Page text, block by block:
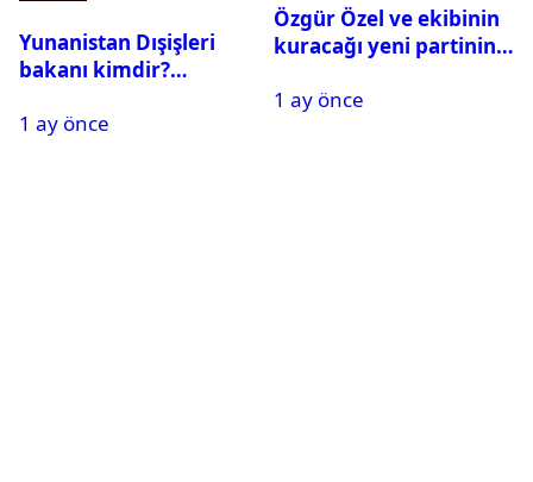
Yunanistan Dışişleri
bakanı kimdir?
kariyeri ve hayatı,
1 ay önce
Özgür Özel ve ekibinin
kuracağı yeni partinin
1 ay önce